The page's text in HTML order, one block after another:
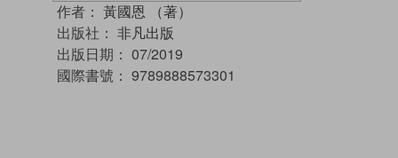
作者： 黃國恩 （著）
出版社： 非凡出版
出版日期： 07/2019
國際書號： 9789888573301